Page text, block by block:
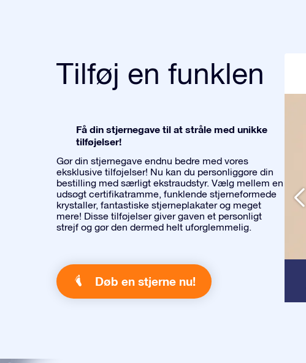
Tilføj en funklen
Få din stjernegave til at stråle med unikke
tilføjelser!
Gør din stjernegave endnu bedre med vores
eksklusive tilføjelser! Nu kan du personliggøre din
bestilling med særligt ekstraudstyr. Vælg mellem en
udsøgt certifikatramme, funklende stjerneformede
krystaller, fantastiske stjerneplakater og meget
mere! Disse tilføjelser giver gaven et personligt
strejf og gør den dermed helt uforglemmelig.
Døb en stjerne nu!